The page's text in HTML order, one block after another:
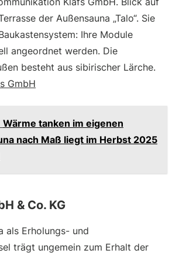
der Außensauna „Talo“. Sie
Ihre Module
angeordnet werden. Die
besteht aus sibirischer Lärche.
GmbH
Wärme tanken im eigenen
nach Maß liegt im Herbst 2025
& Co. KG
als Erholungs- und
trägt ungemein zum Erhalt der